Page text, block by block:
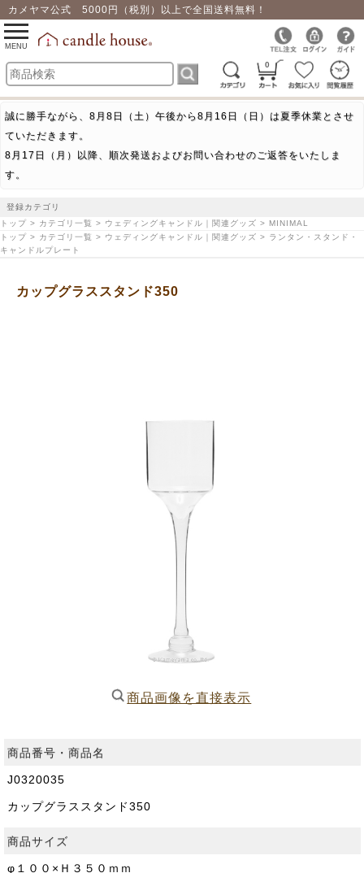
カメヤマ公式 5000円（税別）以上で全国送料無料！
0
toggle
navigation
MENU
誠に勝手ながら、8月8日（土）午後から8月16日（日）は夏季休業とさせ
ていただきます。
8月17日（月）以降、順次発送およびお問い合わせのご返答をいたしま
す。
登録カテゴリ
トップ > カテゴリ一覧 > ウェディングキャンドル｜関連グッズ > MINIMAL
トップ > カテゴリ一覧 > ウェディングキャンドル｜関連グッズ > ランタン・スタンド・
キャンドルプレート
カップグラススタンド350
商品画像を直接表示
商品番号・商品名
J0320035
カップグラススタンド350
商品サイズ
φ１００×Ｈ３５０ｍｍ